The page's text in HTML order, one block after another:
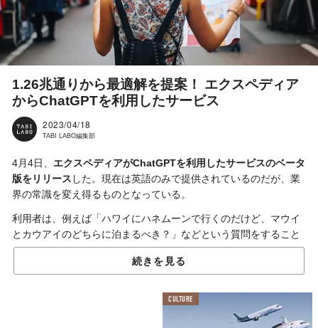
1.26兆通りから最適解を提案！ エクスペディア
からChatGPTを利用したサービス
2023/04/18
TABI LABO編集部
4月4日、 エクスペディアがChatGPTを利用したサービスのベータ
版をリリース した。現在は英語のみで提供されているのだが、業
界の常識を変え得るものとなっている。
利用者は、例えば「ハワイにハネムーンで行くのだけど、マウイ
とカウアイのどちらに泊まるべき？」などという質問をすること
ができる。オープンエンドクエスチョンを投げかけられるという
そして、ChatGPTは質問に答えて、会話を通して利用者の希望を
探りつつ、最適だと思われる宿泊先を提案してくれる
。もちろ
ん、質問によっては移動方法やアクティビティなども教えてくれ
続きを見る
CULTURE